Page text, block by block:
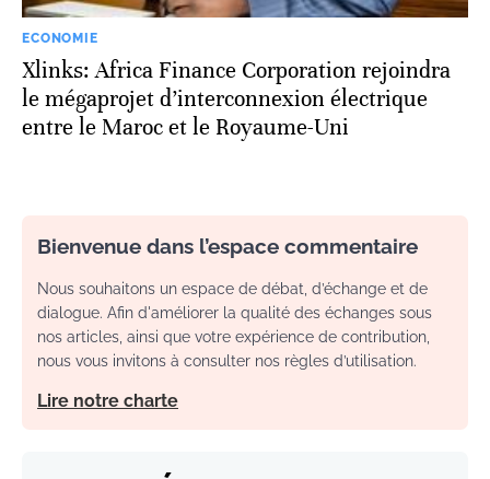
ECONOMIE
Xlinks: Africa Finance Corporation rejoindra
le mégaprojet d’interconnexion électrique
entre le Maroc et le Royaume-Uni
Bienvenue dans l’espace commentaire
Nous souhaitons un espace de débat, d’échange et de
dialogue. Afin d'améliorer la qualité des échanges sous
nos articles, ainsi que votre expérience de contribution,
nous vous invitons à consulter nos règles d’utilisation.
Lire notre charte